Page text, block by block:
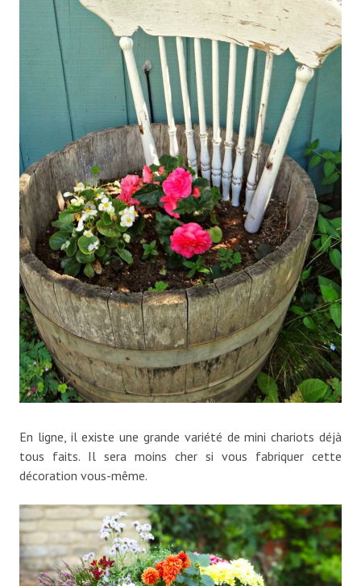
En ligne, il existe une grande variété de mini chariots déjà
tous faits. Il sera moins cher si vous fabriquer cette
décoration vous-même.